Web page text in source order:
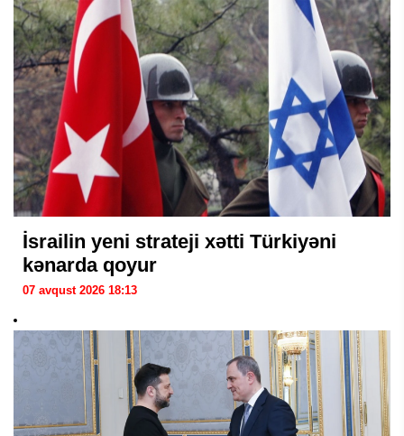
İsrailin yeni strateji xətti Türkiyəni
kənarda qoyur
07 avqust 2026 18:13